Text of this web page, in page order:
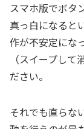
スマホ版でボタ
真っ白になると
作が不安定にな
（スイープし
ださい。
それでも直らな